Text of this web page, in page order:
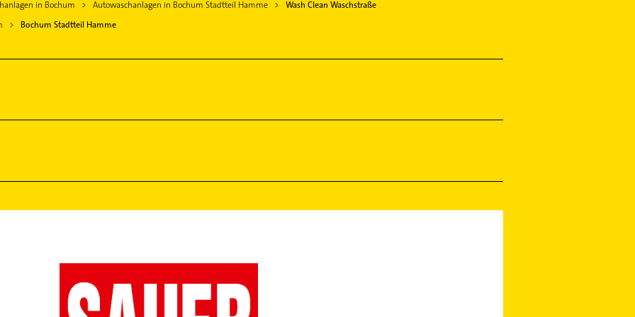
in Bochum Autowaschanlagen in Bochum Stadtteil Hamme
Wash Clean Waschstraße
Bochum Stadtteil Hamme